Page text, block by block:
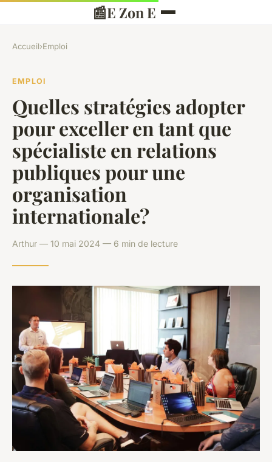
📰E Zon E
Accueil›Emploi
EMPLOI
Quelles stratégies adopter
pour exceller en tant que
spécialiste en relations
publiques pour une
organisation
internationale?
Arthur — 10 mai 2024 — 6 min de lecture